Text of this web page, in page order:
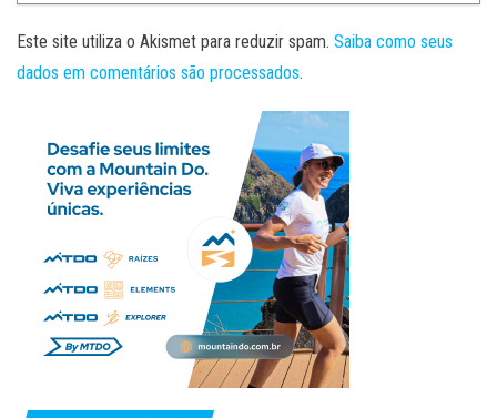
Este site utiliza o Akismet para reduzir spam. Saiba como seus
dados em comentários são processados.